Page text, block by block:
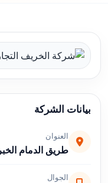
بيانات الشركة
العنوان
طريق الدمام
الجوال